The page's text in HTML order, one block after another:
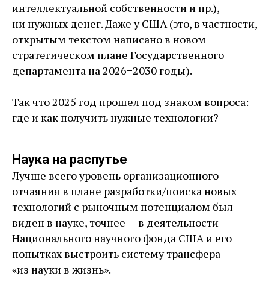
интеллектуальной собственности и пр.),
ни нужных денег. Даже у США (это, в частности,
открытым текстом написано в новом
стратегическом плане Государственного
департамента на 2026−2030 годы).
Так что 2025 год прошел под знаком вопроса:
где и как получить нужные технологии?
Наука на распутье
Лучше всего уровень организационного
отчаяния в плане разработки/поиска новых
технологий с рыночным потенциалом был
виден в науке, точнее — ​в деятельности
Национального научного фонда США и его
попытках выстроить систему трансфера
«из науки в жизнь».